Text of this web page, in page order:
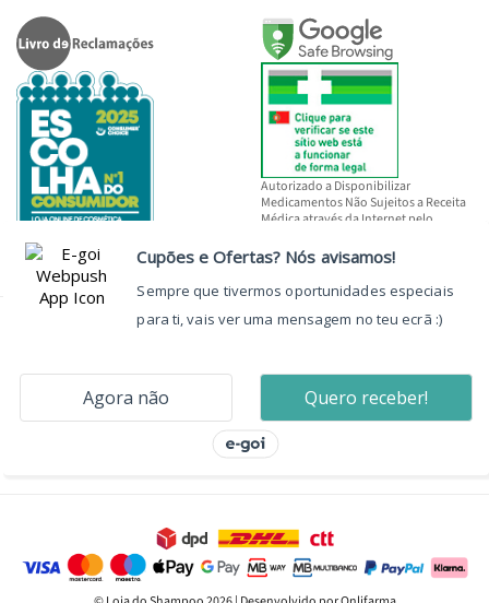
Autorizado a Disponibilizar
Medicamentos Não Sujeitos a Receita
Médica através da Internet pelo